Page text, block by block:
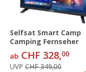
Selfsat Smart Camp
Camping Fernseher
ab CHF 328,00
UVP CHF 349,00